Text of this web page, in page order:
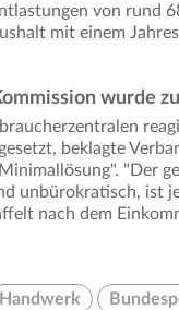
von rund
mit einem
wurde
beklagte
"Der
unbürokratisch, ist
nach dem
Handwerk